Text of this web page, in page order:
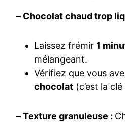
– Chocolat chaud trop
Laissez frémir 1
mélangeant.
Vérifiez que vous
chocolat (c’est la
– Texture granuleuse :